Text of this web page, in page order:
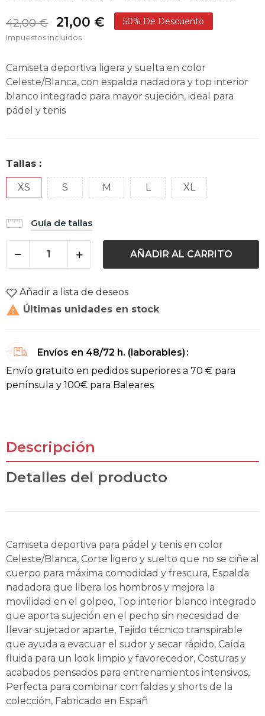
42,00 € 21,00 € 50% De Descuento
Impuestos incluidos
Camiseta deportiva ligera y suelta en color
Celeste/Blanca, con espalda nadadora y top interior
blanco integrado para mayor sujeción, ideal para
pádel y tenis
Tallas :
XS S M L XL
Guía de tallas
AÑADIR AL CARRITO
Añadir a lista de deseos
 Últimas unidades en stock
Envíos en 48/72 h. (laborables)
Envío gratuito en pedidos superiores a 70 € para
península y 100€ para Baleares
Descripción
Detalles del producto
Camiseta deportiva para pádel y tenis en color
Celeste/Blanca, Corte ligero y suelto que no se ciñe al
cuerpo para máxima comodidad y frescura, Espalda
nadadora que libera los hombros y mejora la
movilidad en el golpeo, Top interior blanco integrado
que aporta sujeción en el pecho sin necesidad de
llevar sujetador aparte, Tejido técnico transpirable
que ayuda a evacuar el sudor y secar rápido, Caída
fluida para un look limpio y favorecedor, Costuras y
acabados pensados para entrenamientos intensivos,
Perfecta para combinar con faldas y shorts de la
colección, Fabricado en Españ